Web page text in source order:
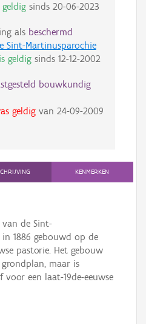
geldigsinds 20-06-2023
als beschermd
Sint-Martinusparochie
is geldigsinds 12-12-2002
bouwkundig
geldigvan 24-09-2009
KENMERKEN
van de Sint-
1886 gebouwd op de
pastorie. Het gebouw
maar is
een laat-19de-eeuwse